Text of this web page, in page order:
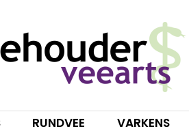
RUNDVEE VARKENS